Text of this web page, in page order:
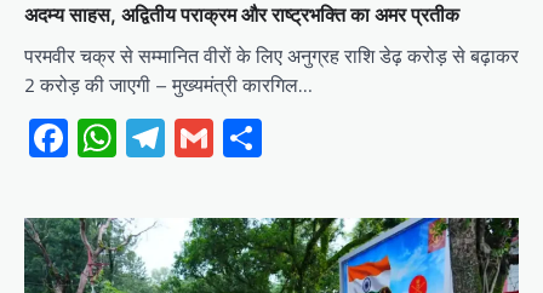
अदम्य साहस, अद्वितीय पराक्रम और राष्ट्रभक्ति का अमर प्रतीक
परमवीर चक्र से सम्मानित वीरों के लिए अनुग्रह राशि डेढ़ करोड़ से बढ़ाकर
2 करोड़ की जाएगी – मुख्यमंत्री कारगिल…
Facebook
WhatsApp
Telegram
Gmail